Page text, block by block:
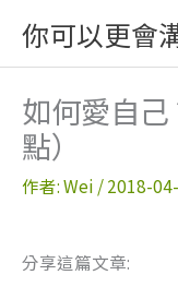
主
你可以更會
如何愛自
點）
作者:Wei /2018-
分享這篇文章: